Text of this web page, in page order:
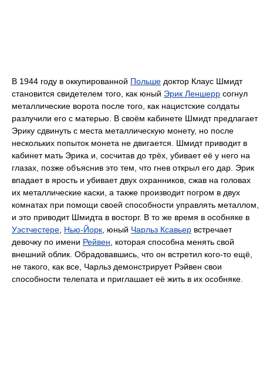
В 1944 году в оккупированной Польше доктор Клаус Шмидт
становится свидетелем того, как юный Эрик Леншерр согнул
металлические ворота после того, как нацистские солдаты
разлучили его с матерью. В своём кабинете Шмидт предлагает
Эрику сдвинуть с места металлическую монету, но после
нескольких попыток монета не двигается. Шмидт приводит в
кабинет мать Эрика и, сосчитав до трёх, убивает её у него на
глазах, позже объяснив это тем, что гнев открыл его дар. Эрик
впадает в ярость и убивает двух охранников, сжав на головах
их металлические каски, а также производит погром в двух
комнатах при помощи своей способности управлять металлом,
и это приводит Шмидта в восторг. В то же время в особняке в
Уэстчестере Нью-Йорк , юный Чарльз Ксавьер встречает
девочку по имени Рейвен , которая способна менять свой
внешний облик. Обрадовавшись, что он встретил кого-то ещё,
не такого, как все, Чарльз демонстрирует Рэйвен свои
способности телепата и приглашает её жить в их особняке.